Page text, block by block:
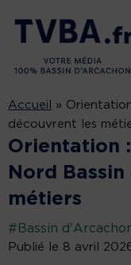
Accueil »
découvrent les
Orientation
Nord
métiers
#Bassin
Publié le 8 avril